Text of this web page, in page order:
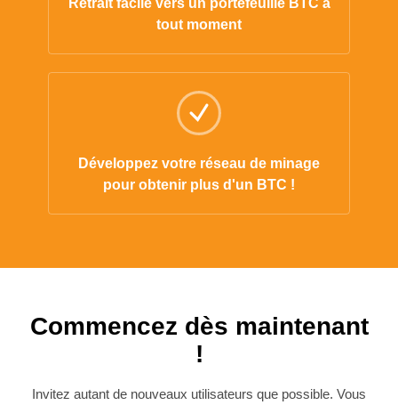
tout moment
Développez votre réseau de minage
pour obtenir plus d'un BTC !
Commencez dès maintenant
!
Invitez autant de nouveaux utilisateurs que possible. Vous